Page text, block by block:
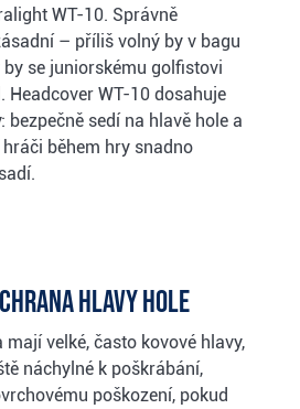
WT-10. Správně
– příliš volný by v bagu
se juniorskému golfistovi
Headcover WT-10 dosahuje
bezpečně sedí na hlavě hole a
během hry snadno
hlavy hole
velké, často kovové hlavy,
náchylné k poškrábání,
poškození, pokud